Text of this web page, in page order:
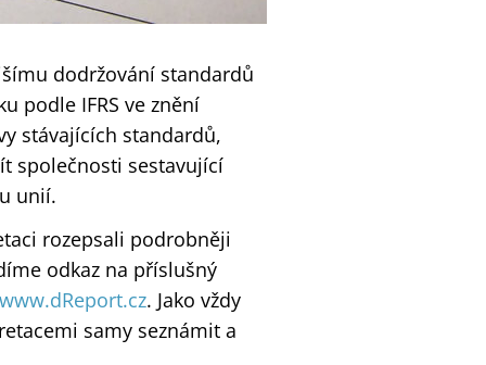
dodržování standardů
podle IFRS ve znění
stávajících standardů,
společnosti sestavující
unií.
rozepsali podrobněji
odkaz na příslušný
www.dReport.cz. Jako vždy
samy seznámit a